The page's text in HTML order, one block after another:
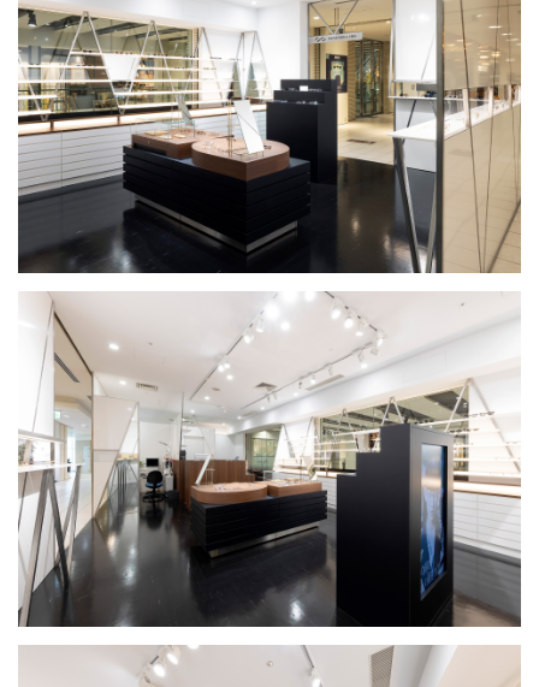
HOME
WORKS
PROFILE
CONCEPT
TOPICS
CONTACT